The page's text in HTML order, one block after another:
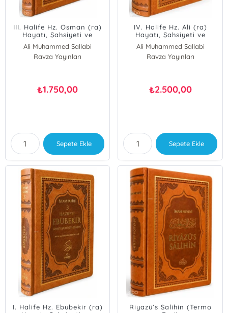
III. Halife Hz. Osman (ra)
Hayatı, Şahsiyeti ve
Dönemi (Termo
Deri);İslam Tarihi 5
Ali Muhammed Sallabi
Ravza Yayınları
₺1.750,00
Sepete Ekle
IV. Halife Hz. Ali (ra)
Hayatı, Şahsiyeti ve
Dönemi (Termo
Deri);İslam Tarihi 6
Ali Muhammed Sallabi
Ravza Yayınları
₺2.500,00
Sepete Ekle
I. Halife Hz. Ebubekir (ra)
Riyazü’s Salihin (Termo